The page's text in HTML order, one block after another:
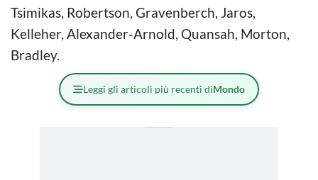
Tsimikas, Robertson, Gravenberch, Jaros,
Kelleher, Alexander-Arnold, Quansah, Morton,
Bradley.
Leggi gli articoli più recenti diMondo